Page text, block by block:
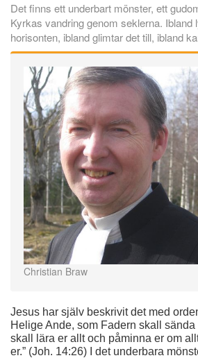
Det finns ett underbart mönster, ett
Kyrkas vandring genom seklerna. Ibland
horisonten, ibland glimtar det till, ibland
Christian Braw
Jesus har själv beskrivit det med
Helige Ande, som Fadern skall sända
skall lära er allt och påminna er om
er.” (Joh. 14:26) I det underbara